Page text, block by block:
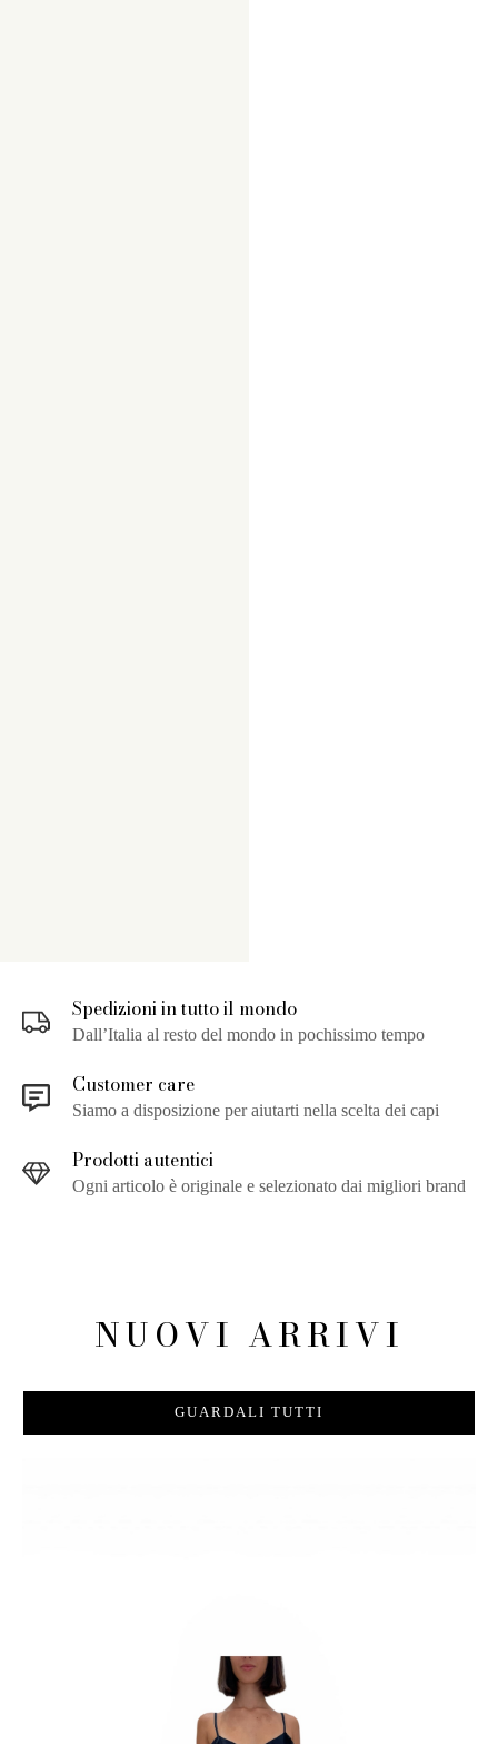
Spedizioni in tutto il mondo
Dall’Italia al resto del mondo in pochissimo tempo
Customer care
Siamo a disposizione per aiutarti nella scelta dei capi
Prodotti autentici
Ogni articolo è originale e selezionato dai migliori brand
NUOVI ARRIVI
GUARDALI TUTTI